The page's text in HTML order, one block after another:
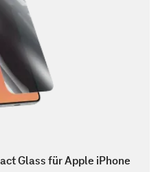
Glass für Apple iPhone